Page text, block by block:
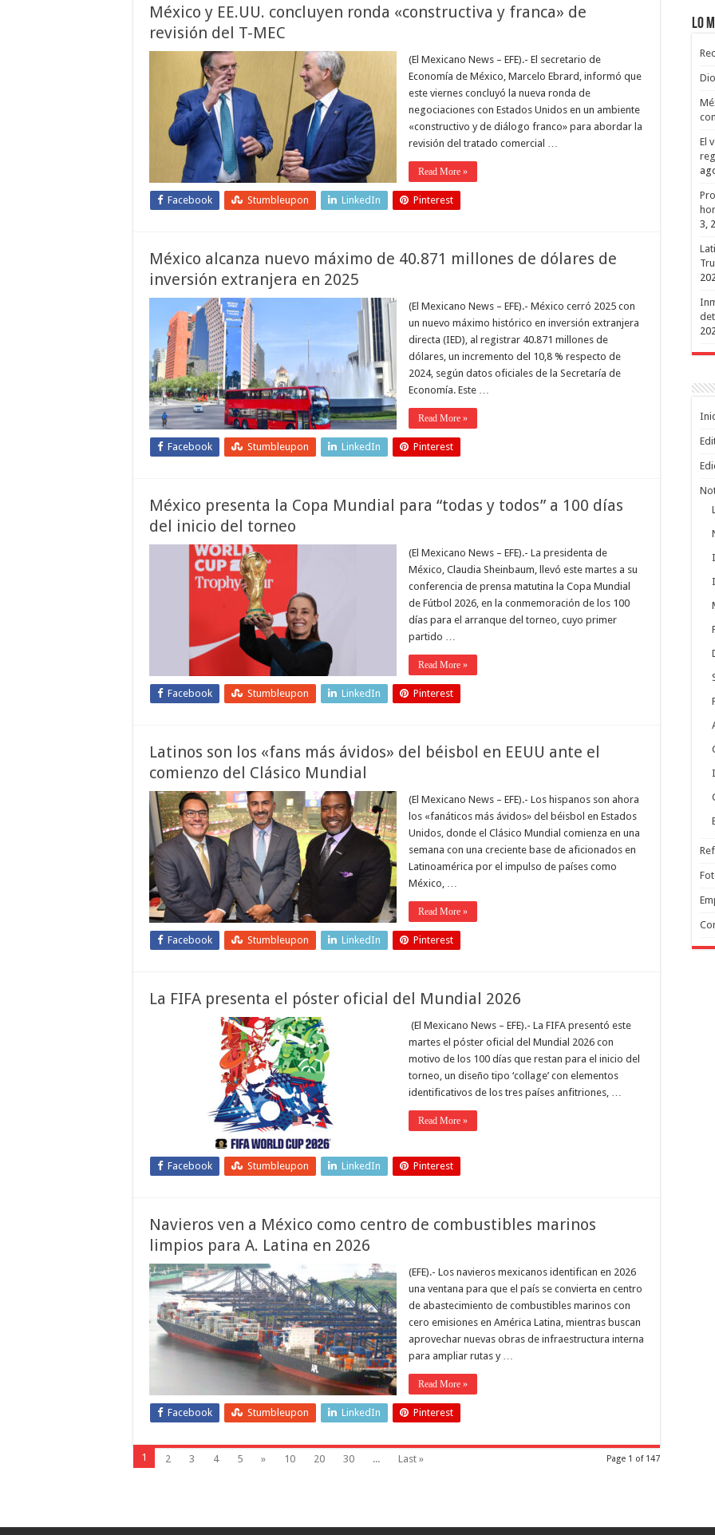
México y EE.UU. concluyen ronda «constructiva y franca» de
revisión del T-MEC
(El Mexicano News – EFE).- El secretario de
Economía de México, Marcelo Ebrard, informó que
este viernes concluyó la nueva ronda de
negociaciones con Estados Unidos en un ambiente
«constructivo y de diálogo franco» para abordar la
revisión del tratado comercial …
Read More »
Facebook Stumbleupon LinkedIn Pinterest
México alcanza nuevo máximo de 40.871 millones de dólares de
inversión extranjera en 2025
(El Mexicano News – EFE).- México cerró 2025 con
un nuevo máximo histórico en inversión extranjera
directa (IED), al registrar 40.871 millones de
dólares, un incremento del 10,8 % respecto de
2024, según datos oficiales de la Secretaría de
Economía. Este …
Read More »
Facebook Stumbleupon LinkedIn Pinterest
México presenta la Copa Mundial para “todas y todos” a 100 días
del inicio del torneo
(El Mexicano News – EFE).- La presidenta de
México, Claudia Sheinbaum, llevó este martes a su
conferencia de prensa matutina la Copa Mundial
de Fútbol 2026, en la conmemoración de los 100
días para el arranque del torneo, cuyo primer
partido …
Read More »
Facebook Stumbleupon LinkedIn Pinterest
Latinos son los «fans más ávidos» del béisbol en EEUU ante el
comienzo del Clásico Mundial
(El Mexicano News – EFE).- Los hispanos son ahora
los «fanáticos más ávidos» del béisbol en Estados
Unidos, donde el Clásico Mundial comienza en una
semana con una creciente base de aficionados en
Latinoamérica por el impulso de países como
México, …
Read More »
Facebook Stumbleupon LinkedIn Pinterest
La FIFA presenta el póster oficial del Mundial 2026
(El Mexicano News – EFE).- La FIFA presentó este
martes el póster oficial del Mundial 2026 con
motivo de los 100 días que restan para el inicio del
torneo, un diseño tipo ‘collage’ con elementos
identificativos de los tres países anfitriones, …
Read More »
Facebook Stumbleupon LinkedIn Pinterest
Navieros ven a México como centro de combustibles marinos
limpios para A. Latina en 2026
(EFE).- Los navieros mexicanos identifican en 2026
una ventana para que el país se convierta en centro
de abastecimiento de combustibles marinos con
cero emisiones en América Latina, mientras buscan
aprovechar nuevas obras de infraestructura interna
para ampliar rutas y …
Read More »
Facebook Stumbleupon LinkedIn Pinterest
Page 1 of 147
1 2 3 4 5 » 10 20 30 ... Last »
Lo
El
3,